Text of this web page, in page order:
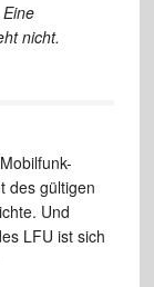
nicht.
des gültigen
Und
LFU ist sich